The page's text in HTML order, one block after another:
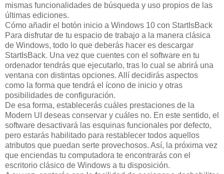
mismas funcionalidades de búsqueda y uso propios de las
últimas ediciones.
Cómo añadir el botón inicio a Windows 10 con StartIsBack
Para disfrutar de tu espacio de trabajo a la manera clásica
de Windows, todo lo que deberás hacer es descargar
StartIsBack. Una vez que cuentes con el software en tu
ordenador tendrás que ejecutarlo, tras lo cual se abrirá una
ventana con distintas opciones. Allí decidirás aspectos
como la forma que tendrá el ícono de inicio y otras
posibilidades de configuración.
De esa forma, establecerás cuáles prestaciones de la
Modern UI deseas conservar y cuáles no. En este sentido, el
software desactivará las esquinas funcionales por defecto,
pero estarás habilitado para restablecer todos aquellos
atributos que puedan serte provechosos. Así, la próxima vez
que enciendas tu computadora te encontrarás con el
escritorio clásico de Windows a tu disposición.